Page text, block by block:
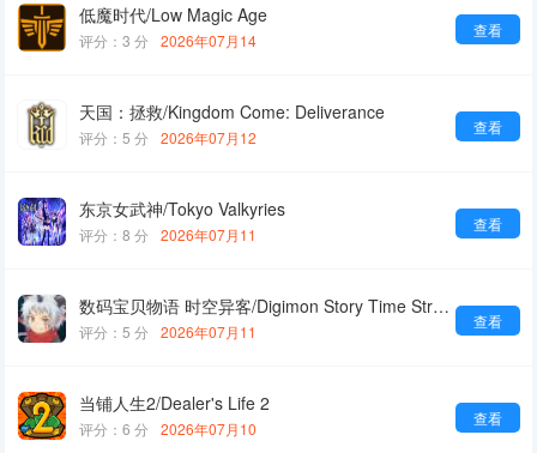
低魔时代/Low Magic Age
查看
评分：3 分 2026年07月14
天国：拯救/Kingdom Come: Deliverance
查看
评分：5 分 2026年07月12
东京女武神/Tokyo Valkyries
查看
评分：8 分 2026年07月11
数码宝贝物语 时空异客/Digimon Story Time Stranger
查看
评分：5 分 2026年07月11
当铺人生2/Dealer's Life 2
查看
评分：6 分 2026年07月10